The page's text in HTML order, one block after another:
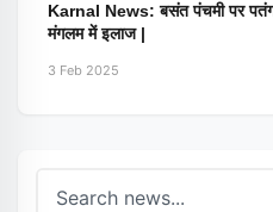
Karnal News: बसंत पंचमी पर
मंगलम में इलाज |
3 Feb 2025